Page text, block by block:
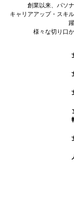
創業以来、パソ
キャリアアップ・スキ
様々な切り口